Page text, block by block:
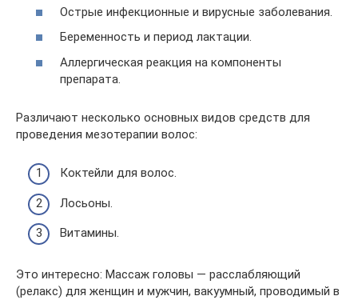
Острые инфекционные и вирусные заболевания.
Беременность и период лактации.
Аллергическая реакция на компоненты
препарата.
Различают несколько основных видов средств для
проведения мезотерапии волос:
Коктейли для волос.
Лосьоны.
Витамины.
Это интересно: Массаж головы — расслабляющий
(релакс) для женщин и мужчин, вакуумный, проводимый в